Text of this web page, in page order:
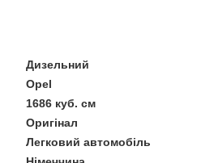
Дизельний
Opel
1686 куб. см
Оригінал
Легковий автомобіль